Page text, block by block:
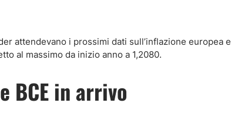
attendevano i prossimi dati sull’inflazione europea e
al massimo da inizio anno a 1,2080.
BCE in arrivo